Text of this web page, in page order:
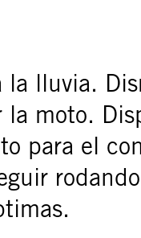
la lluvia.
moto.
para el